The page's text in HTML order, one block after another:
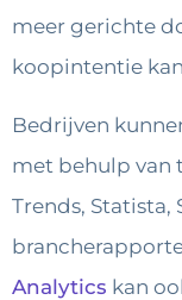
meer gerichte
koopintentie
Bedrijven
met behulp van
Trends, Statista,
Analytics kan